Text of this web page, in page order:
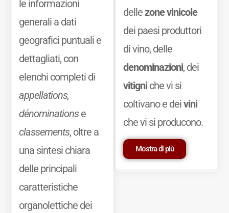
le informazioni
generali a dati
geografici puntuali e
dettagliati, con
elenchi completi di
appellations,
dénominationse
classements, oltre a
una sintesi chiara
delle principali
caratteristiche
organolettiche dei
dellezone vinicole
dei paesi produttori
di vino, delle
denominazioni, dei
vitigniche vi si
coltivano e deivini
che vi si producono.
Mostra di più